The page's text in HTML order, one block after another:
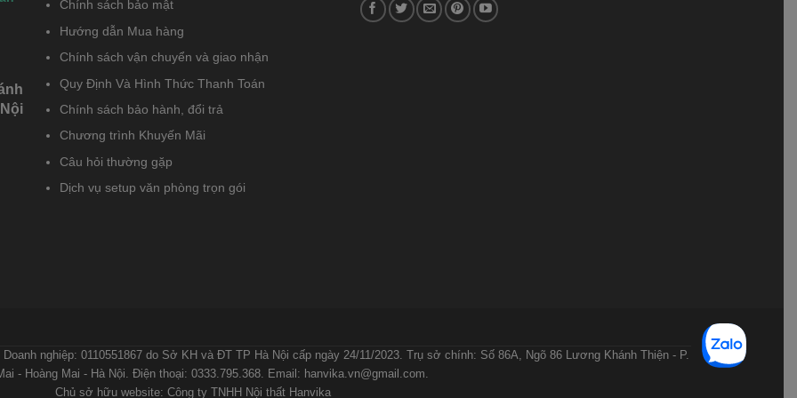
Chính sách bảo mật
Hướng dẫn Mua hàng
Chính sách vận chuyển và giao nhận
Quy Định Và Hình Thức Thanh Toán
Chính sách bảo hành, đổi trả
Chương trình Khuyến Mãi
Câu hỏi thường gặp
Dịch vụ setup văn phòng trọn gói
nghiệp: 0110551867 do Sở KH và ĐT TP Hà Nội cấp ngày 24/11/2023. Trụ sở chính: Số 86A, Ngõ 86 Lương Khánh Thiện - P.
- Hoàng Mai - Hà Nội. Điện thoại: 0333.795.368. Email: hanvika.vn@gmail.com.
Chủ sở hữu website: Công ty TNHH Nội thất Hanvika